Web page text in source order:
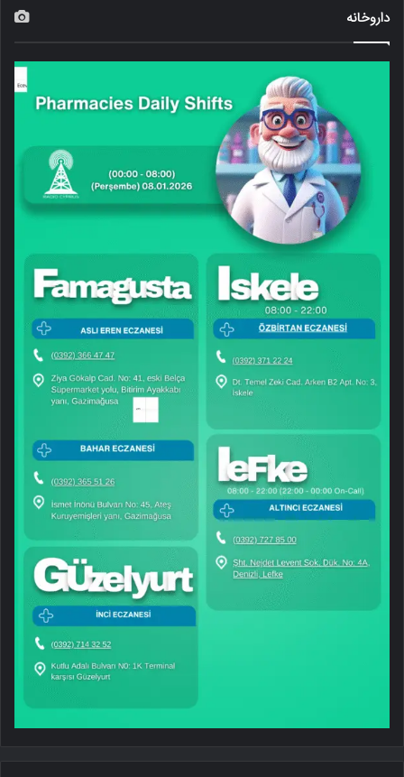
داروخانه